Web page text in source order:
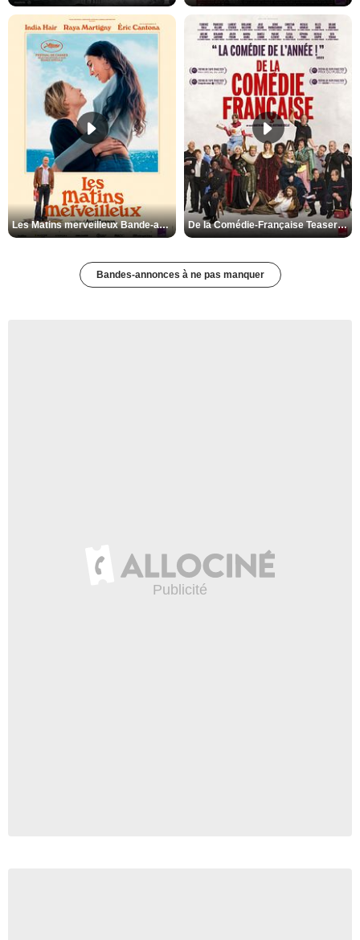
Les Matins merveilleux Bande-annonce VF De la Comédie-Française Teaser VF
Bandes-annonces à ne pas manquer